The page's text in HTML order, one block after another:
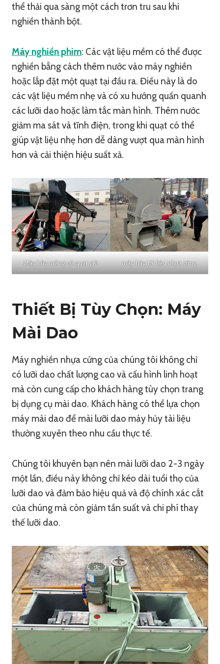
thể thải qua sàng một cách trơn tru sau khi
nghiền thành bột.
Máy nghiền phim: Các vật liệu mềm có thể được
nghiền bằng cách thêm nước vào máy nghiền
hoặc lắp đặt một quạt tại đầu ra. Điều này là do
các vật liệu mềm nhẹ và có xu hướng quấn quanh
các lưỡi dao hoặc làm tắc màn hình. Thêm nước
giảm ma sát và tĩnh điện, trong khi quạt có thể
giúp vật liệu nhẹ hơn dễ dàng vượt qua màn hình
hơn và cải thiện hiệu suất xả.
Máy hủy màng có quạt gió máy hủy tài liệu nhựa cứng
Thiết Bị Tùy Chọn: Máy
Mài Dao
Máy nghiền nhựa cứng của chúng tôi không chỉ
có lưỡi dao chất lượng cao và cấu hình linh hoạt
mà còn cung cấp cho khách hàng tùy chọn trang
bị dụng cụ mài dao. Khách hàng có thể lựa chọn
máy mài dao để mài lưỡi dao máy hủy tài liệu
thường xuyên theo nhu cầu thực tế.
Chúng tôi khuyên bạn nên mài lưỡi dao 2-3 ngày
một lần, điều này không chỉ kéo dài tuổi thọ của
lưỡi dao và đảm bảo hiệu quả và độ chính xác cắt
của chúng mà còn giảm tần suất và chi phí thay
thế lưỡi dao.